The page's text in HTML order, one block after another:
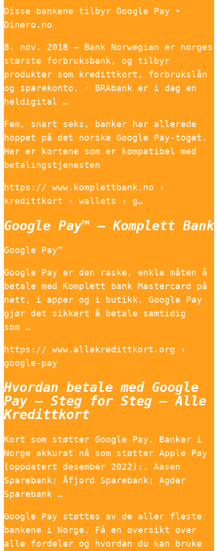
Disse bankene tilbyr Google Pay •
Dinero.no
8. nov. 2018 — Bank Norwegian er norges
største forbruksbank, og tilbyr
produkter som kredittkort, forbrukslån
og sparekonto. · BRAbank er i dag en
heldigital …
Fem, snart seks, banker har allerede
hoppet på det norske Google Pay-toget.
Her er kortene som er kompatibel med
betalingstjenesten
https:// www.komplettbank.no ›
kredittkort › wallets › g…
Google Pay™ – Komplett Bank
Google Pay™
Google Pay er den raske, enkle måten å
betale med Komplett bank Mastercard på
nett, i apper og i butikk. Google Pay
gjør det sikkert å betale samtidig
som …
https:// www.allekredittkort.org ›
google-pay
Hvordan betale med Google
Pay – Steg for Steg – Alle
Kredittkort
Kort som støtter Google Pay. Banker i
Norge akkurat nå som støtter Apple Pay
(oppdatert desember 2022):. Aasen
Sparebank; Åfjord Sparebank; Agder
Sparebank …
Google Pay støttes av de aller fleste
bankene i Norge. Få en oversikt over
alle fordeler og hvordan du kan bruke